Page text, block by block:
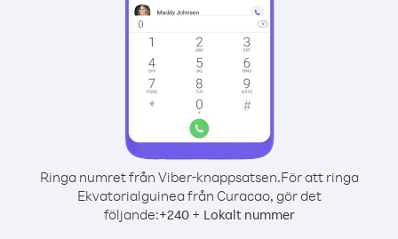
Ringa numret från Viber-knappsatsen.För att ringa
Ekvatorialguinea från Curacao, gör det
följande:+240+ Lokalt nummer